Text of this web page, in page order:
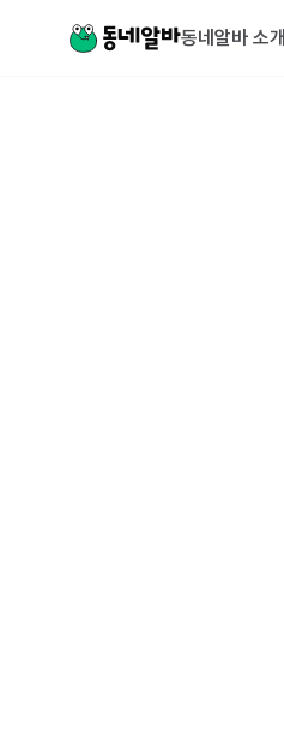
동네알바 소개